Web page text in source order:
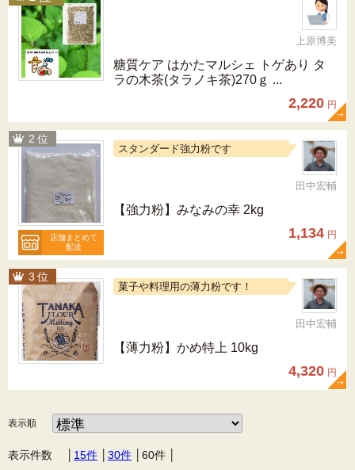
上原博美
糖質ケア はかたマルシェ トゲあり タ
ラの木茶(タラノキ茶)270ｇ ...
2,220 円
店舗まとめて
配送
スタンダード強力粉です
田中宏輔
【強力粉】みなみの幸 2kg
1,134 円
菓子や料理用の薄力粉です！
田中宏輔
【薄力粉】かめ特上 10kg
4,320 円
表示順
表示件数 │ 15件 30件 60件